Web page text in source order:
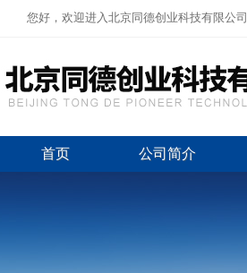
您好，欢迎进入北京同德创业科技有限公司
首页 公司简介